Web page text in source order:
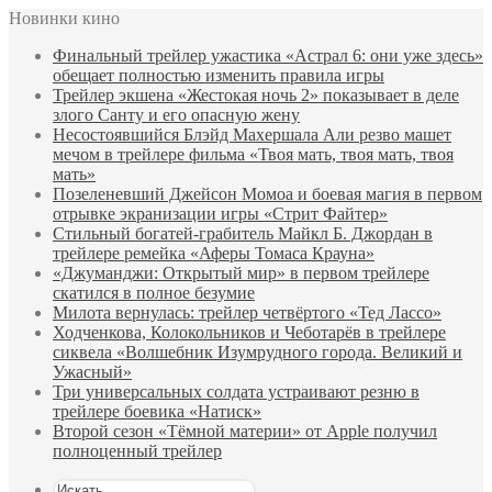
Новинки кино
Финальный трейлер ужастика «Астрал 6: они уже здесь»
обещает полностью изменить правила игры
Трейлер экшена «Жестокая ночь 2» показывает в деле
злого Санту и его опасную жену
Несостоявшийся Блэйд Махершала Али резво машет
мечом в трейлере фильма «Твоя мать, твоя мать, твоя
мать»
Позеленевший Джейсон Момоа и боевая магия в первом
отрывке экранизации игры «Стрит Файтер»
Стильный богатей-грабитель Майкл Б. Джордан в
трейлере ремейка «Аферы Томаса Крауна»
«Джуманджи: Открытый мир» в первом трейлере
скатился в полное безумие
Милота вернулась: трейлер четвёртого «Тед Лассо»
Ходченкова, Колокольников и Чеботарёв в трейлере
сиквела «Волшебник Изумрудного города. Великий и
Ужасный»
Три универсальных солдата устраивают резню в
трейлере боевика «Натиск»
Второй сезон «Тёмной материи» от Apple получил
полноценный трейлер